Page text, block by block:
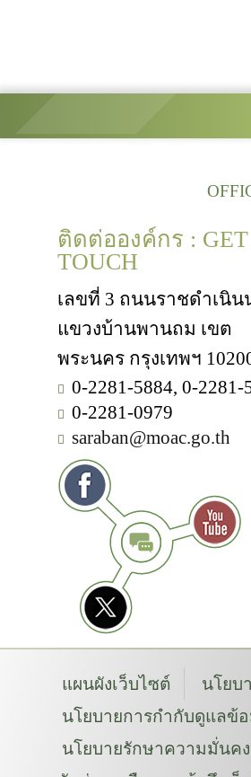
ติดต่อองค์กร :
TOUCH
เลขที่ 3 ถนนราชดำเนิน
แขวงบ้านพานถม เขต
พระนคร กรุงเทพฯ
0-2281-5884, 0-2281-
0-2281-0979
saraban@moac.go.th
แผนผังเว็บไซต์ นโยบ
นโยบายการกำกับดูแลข้
นโยบายรักษาความมั่นค